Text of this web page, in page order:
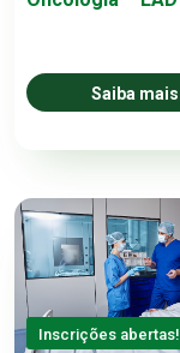
Saiba mais
Inscrições abertas!